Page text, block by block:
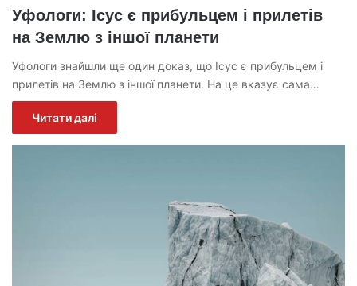
Уфологи: Ісус є прибульцем і прилетів
на Землю з іншої планети
Уфологи знайшли ще один доказ, що Ісус є прибульцем і
прилетів на Землю з іншої планети. На це вказує сама…
Читати далі